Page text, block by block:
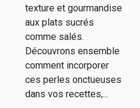
texture et gourmandise
aux plats sucrés
comme salés.
Découvrons ensemble
comment incorporer
ces perles onctueuses
dans vos recettes,...